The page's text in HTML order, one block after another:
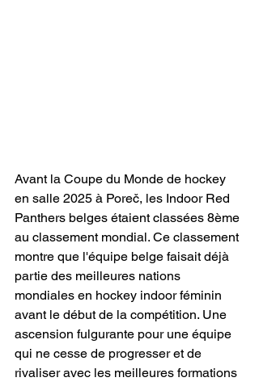
Avant la Coupe du Monde de hockey
en salle 2025 à Poreč, les Indoor Red
Panthers belges étaient classées 8ème
au classement mondial. Ce classement
montre que l'équipe belge faisait déjà
partie des meilleures nations
mondiales en hockey indoor féminin
avant le début de la compétition. Une
ascension fulgurante pour une équipe
qui ne cesse de progresser et de
rivaliser avec les meilleures formations